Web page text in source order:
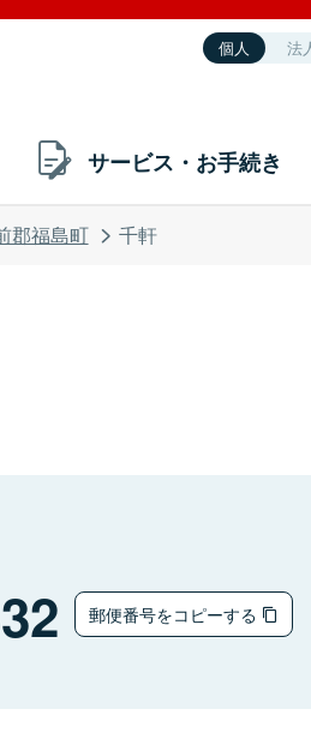
個人 法
サービス・お手続き
郡福島町 千軒
郵便番号をコピーする